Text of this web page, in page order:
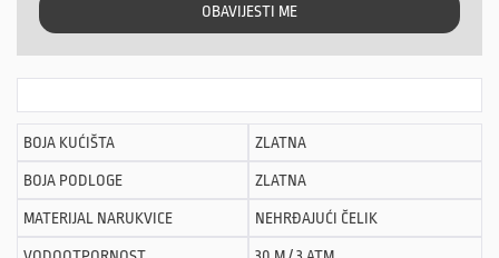
OBAVIJESTI ME
BOJA KUĆIŠTA ZLATNA
BOJA PODLOGE ZLATNA
MATERIJAL NARUKVICE NEHRĐAJUĆI ČELIK